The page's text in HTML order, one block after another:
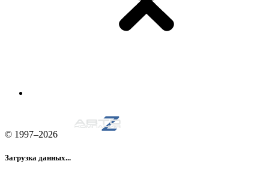
© 1997–2026
Загрузка данных...